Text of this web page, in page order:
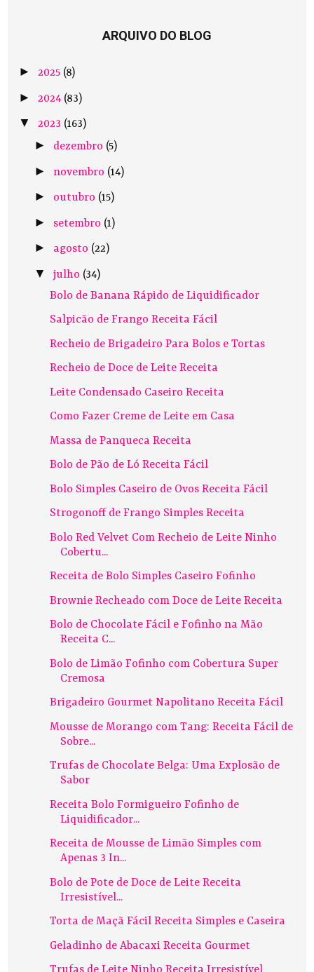
ARQUIVO DO BLOG
►2025 (8)
► 2024 (83)
▼2023 (163)
► dezembro (5)
► novembro (14)
► outubro (15)
► setembro (1)
► agosto (22)
▼ julho (34)
Bolo de Banana Rápido de Liquidificador
Salpicão de Frango Receita Fácil
Recheio de Brigadeiro Para Bolos e Tortas
Recheio de Doce de Leite Receita
Leite Condensado Caseiro Receita
Como Fazer Creme de Leite em Casa
Massa de Panqueca Receita
Bolo de Pão de Ló Receita Fácil
Bolo Simples Caseiro de Ovos Receita Fácil
Strogonoff de Frango Simples Receita
Bolo Red Velvet Com Recheio de Leite Ninho
Cobertu...
Receita de Bolo Simples Caseiro Fofinho
Brownie Recheado com Doce de Leite Receita
Bolo de Chocolate Fácil e Fofinho na Mão
Receita C...
Bolo de Limão Fofinho com Cobertura Super
Cremosa
Brigadeiro Gourmet Napolitano Receita Fácil
Mousse de Morango com Tang: Receita Fácil de
Sobre...
Trufas de Chocolate Belga: Uma Explosão de
Sabor
Receita Bolo Formigueiro Fofinho de
Liquidificador...
Receita de Mousse de Limão Simples com
Apenas 3 In...
Bolo de Pote de Doce de Leite Receita
Irresistível...
Torta de Maçã Fácil Receita Simples e Caseira
Geladinho de Abacaxi Receita Gourmet